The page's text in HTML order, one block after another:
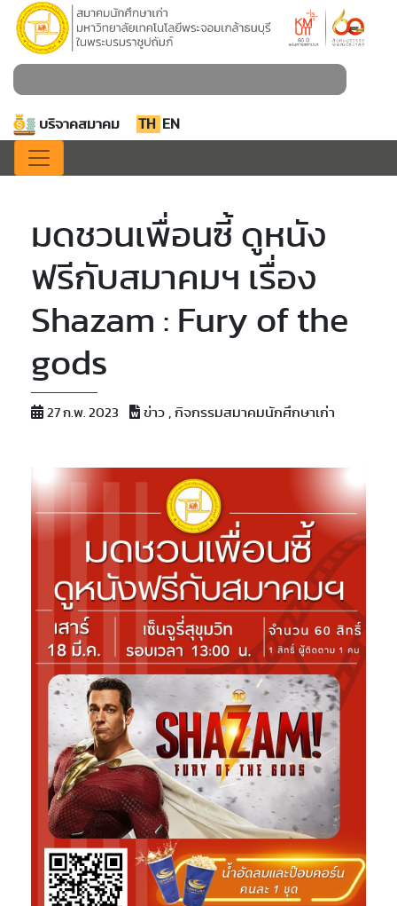
บริจาคสมาคม TH EN
มดชวนเพื่อนซี้ ดูหนัง
ฟรีกับสมาคมฯ เรื่อง
Shazam : Fury of the
gods
27 ก.พ. 2023 ข่าว , กิจกรรมสมาคมนักศึกษาเก่า